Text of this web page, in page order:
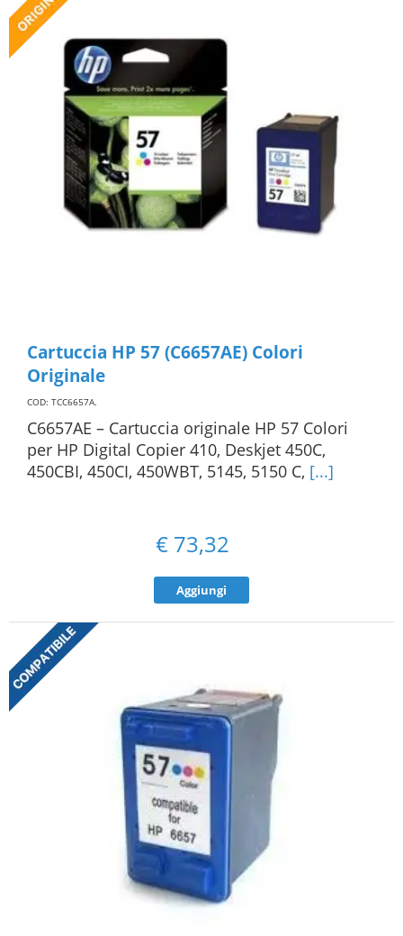
Cartuccia HP 57 (C6657AE) Colori
Originale
COD: TCC6657A.
C6657AE – Cartuccia originale HP 57 Colori
per HP Digital Copier 410, Deskjet 450C,
450CBI, 450CI, 450WBT, 5145, 5150 C, [...]
€ 73,32
Aggiungi